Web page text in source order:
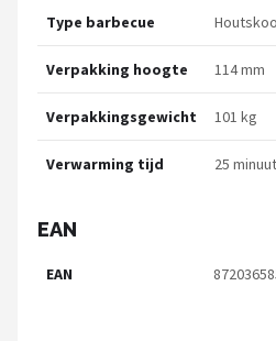
Type barbecue
Verpakking hoogte 114 mm
Verpakkingsgewicht 101 kg
Verwarming tijd 25 minuut
EAN
EAN